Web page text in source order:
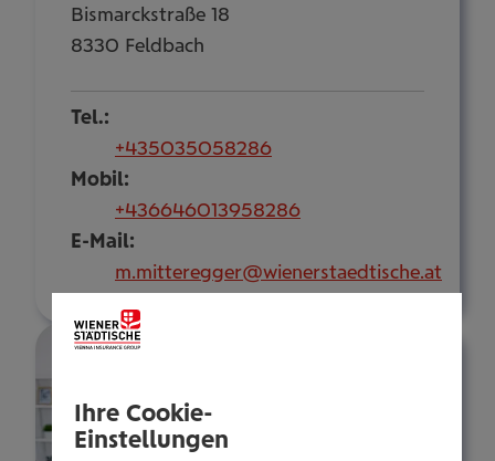
Bismarckstraße 18
8330 Feldbach
Tel.:
+435035058286
Mobil:
+436646013958286
E-Mail:
m.mitteregger@wienerstaedtische.at
Ihre Cookie-
Einstellungen